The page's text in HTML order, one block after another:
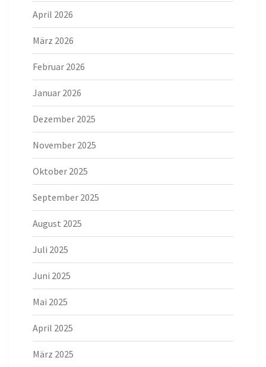
April 2026
März 2026
Februar 2026
Januar 2026
Dezember 2025
November 2025
Oktober 2025
September 2025
August 2025
Juli 2025
Juni 2025
Mai 2025
April 2025
März 2025